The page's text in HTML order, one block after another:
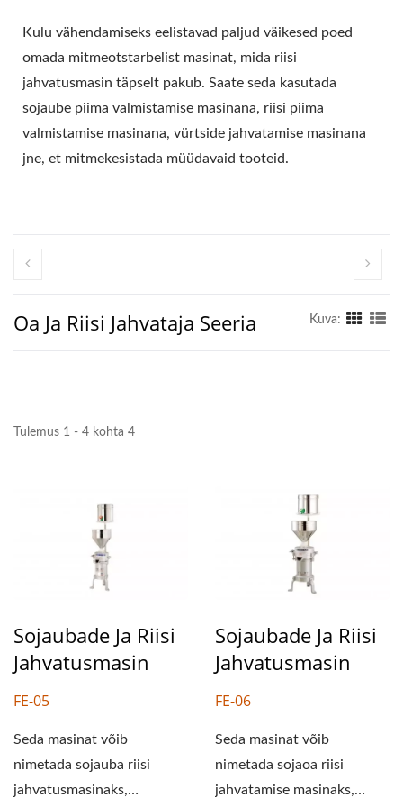
VALMISTAMISE
MASINATE JUHT, KELLE
PEAMINE PRIORITEET
ON TOIDUOHUTUS.
Kulu vähendamiseks eelistavad paljud väikesed poed
omada mitmeotstarbelist masinat, mida riisi
jahvatusmasin täpselt pakub. Saate seda kasutada
sojaube piima valmistamise masinana, riisi piima
valmistamise masinana, vürtside jahvatamise masinana
jne, et mitmekesistada müüdavaid tooteid.
Oa Ja Riisi Jahvataja Seeria Kuva:
Tulemus 1 - 4 kohta 4
Sojaubade Ja Riisi
Jahvatusmasin
FE-05
Seda masinat võib
nimetada sojauba riisi
jahvatusmasinaks,
Sojaubade Ja Riisi
Jahvatusmasin
FE-06
Seda masinat võib
nimetada sojaoa riisi
jahvatamise masinaks,